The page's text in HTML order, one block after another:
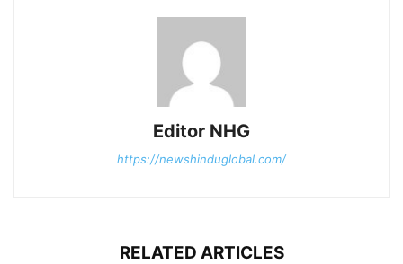
Editor NHG
https://newshinduglobal.com/
RELATED ARTICLES